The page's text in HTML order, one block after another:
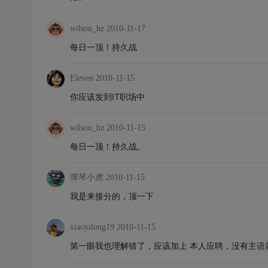
wilson_hz 2010-11-17
每日一顶！持久战
Eleven 2010-11-15
你应该发到IT职场中
wilson_hz 2010-11-15
每日一顶！持久战。
弹琴小虎 2010-11-15
我是来接分的，顶一下
xiaoyilong19 2010-11-15
第一眼我也理解错了，应该加上 本人应聘，没有主